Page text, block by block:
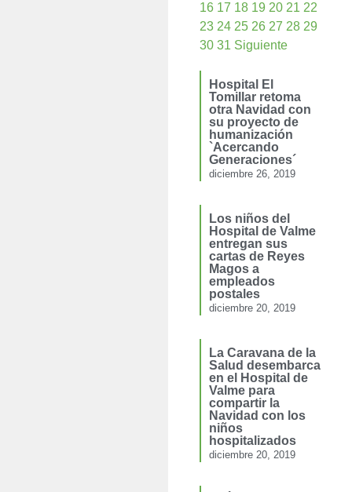
16 17 18 19 20 21 22
23 24 25 26 27 28 29
30 31 Siguiente
Hospital El
Tomillar retoma
otra Navidad con
su proyecto de
humanización
`Acercando
Generaciones´
diciembre 26, 2019
Los niños del
Hospital de Valme
entregan sus
cartas de Reyes
Magos a
empleados
postales
diciembre 20, 2019
La Caravana de la
Salud desembarca
en el Hospital de
Valme para
compartir la
Navidad con los
niños
hospitalizados
diciembre 20, 2019